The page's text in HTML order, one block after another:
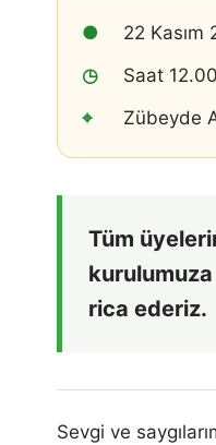
●
22 Kasım
◷
Saat 12.00
⌖
Zübeyde
Tüm
kurulumuza
rica ederiz.
Sevgi ve